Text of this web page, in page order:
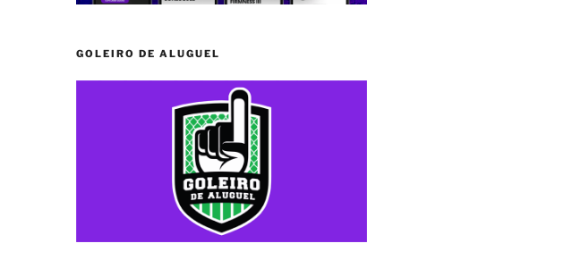
GOLEIRO DE ALUGUEL